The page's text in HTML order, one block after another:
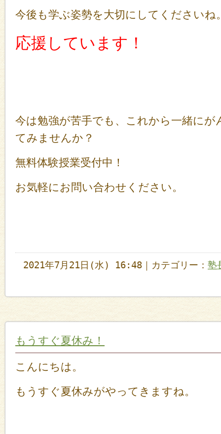
今後も学ぶ姿勢を大切にしてくださいね
応援しています！
今は勉強が苦手でも、これから一緒に
てみませんか？
無料体験授業受付中！
お気軽にお問い合わせください。
2021年7月21日(水) 16:48｜カテゴリー： 塾
もうすぐ夏休み！
こんにちは。
もうすぐ夏休みがやってきますね。